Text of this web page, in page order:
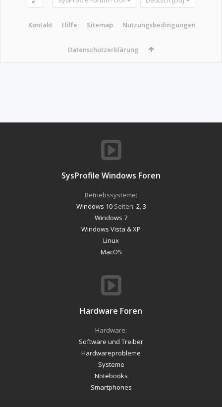
Kontakt Hilfe Sitemap Nutzungsbedingungen
Datenschutzerklärung
SysProfile Windows Foren
Betriebssysteme:
Windows 10Seiten: 2 3
Windows 7
Windows Vista & XP
Linux
MacOS
Hardware Foren
Hardware:
Software und Treiber
Hardwareprobleme
Systeme
Notebooks
Smartphones